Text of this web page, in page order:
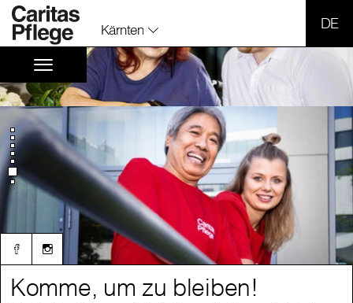
Kärnten
Komme, um zu bleiben!
Komme, um zu bleiben!